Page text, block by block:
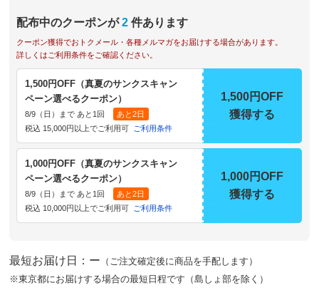
配布中のクーポンが 2 件あります
クーポン獲得でおトクメール・各種メルマガをお届けする場合があります。
詳しくはご利用条件をご確認ください。
1,500円OFF（真夏のサンクスキャン
ペーン選べるクーポン）
8/9（日）まで あと1回
あと2日
税込 15,000円以上でご利用可 ご利用条件
1,500円OFF
獲得する
1,000円OFF（真夏のサンクスキャン
ペーン選べるクーポン）
8/9（日）まで あと1回
あと2日
税込 10,000円以上でご利用可 ご利用条件
1,000円OFF
獲得する
最短お届け日：ー （ご注文確定後に商品を手配します）
※東京都にお届けする場合の最短日程です（島しょ部を除く）